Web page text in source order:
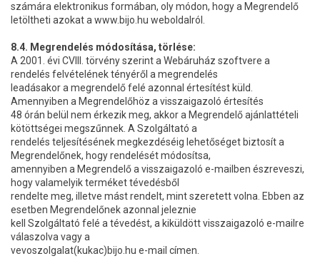
számára elektronikus formában, oly módon, hogy a Megrendelő
letöltheti azokat a www.bijo.hu weboldalról.
8.4. Megrendelés módosítása, törlése:
A 2001. évi CVIII. törvény szerint a Webáruház szoftvere a
rendelés felvételének tényéről a megrendelés
leadásakor a megrendelő felé azonnal értesítést küld.
Amennyiben a Megrendelőhöz a visszaigazoló értesítés
48 órán belül nem érkezik meg, akkor a Megrendelő ajánlattételi
kötöttségei megszűnnek. A Szolgáltató a
rendelés teljesítésének megkezdéséig lehetőséget biztosít a
Megrendelőnek, hogy rendelését módosítsa,
amennyiben a Megrendelő a visszaigazoló e-mailben észreveszi,
hogy valamelyik terméket tévedésből
rendelte meg, illetve mást rendelt, mint szeretett volna. Ebben az
esetben Megrendelőnek azonnal jeleznie
kell Szolgáltató felé a tévedést, a kiküldött visszaigazoló e-mailre
válaszolva vagy a
vevoszolgalat(kukac)bijo.hu e-mail címen.